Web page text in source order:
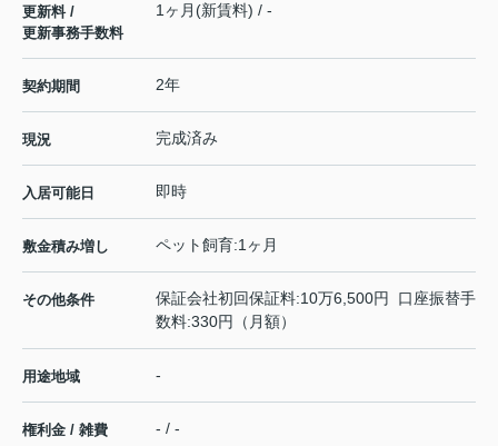
更新料 /
更新事務手数料
1ヶ月(新賃料) / -
契約期間 2年
現況 完成済み
入居可能日 即時
敷金積み増し ペット飼育:1ヶ月
その他条件
保証会社初回保証料:10万6,500円 口座振替手
数料:330円（月額）
用途地域 -
権利金 / 雑費 - / -